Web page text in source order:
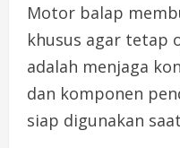
Motor balap
khusus agar tetap
adalah menjaga
dan komponen
siap digunakan